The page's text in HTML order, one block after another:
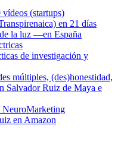
(startups)
en 21 días
la luz —en España
de investigación y
múltiples, (des)honestidad,
Salvador Ruiz de Maya e
en Amazon